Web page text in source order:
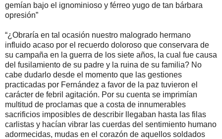
gemían bajo el ignominioso y férreo yugo de tan bárbara
opresión”
“¿Obraría en tal ocasión nuestro malogrado hermano
influido acaso por el recuerdo doloroso que conservara de
su campaña en la guerra de los siete años, la cual fue causa
del fusilamiento de su padre y la ruina de su familia? No
cabe dudarlo desde el momento que las gestiones
practicadas por Fernández a favor de la paz tuvieron el
carácter de febril agitación. Por su cuenta se imprimían
multitud de proclamas que a costa de innumerables
sacrificios imposibles de describir llegaban hasta las filas
carlistas y hacían vibrar las cuerdas del sentimiento humano
adormecidas, mudas en el corazón de aquellos soldados